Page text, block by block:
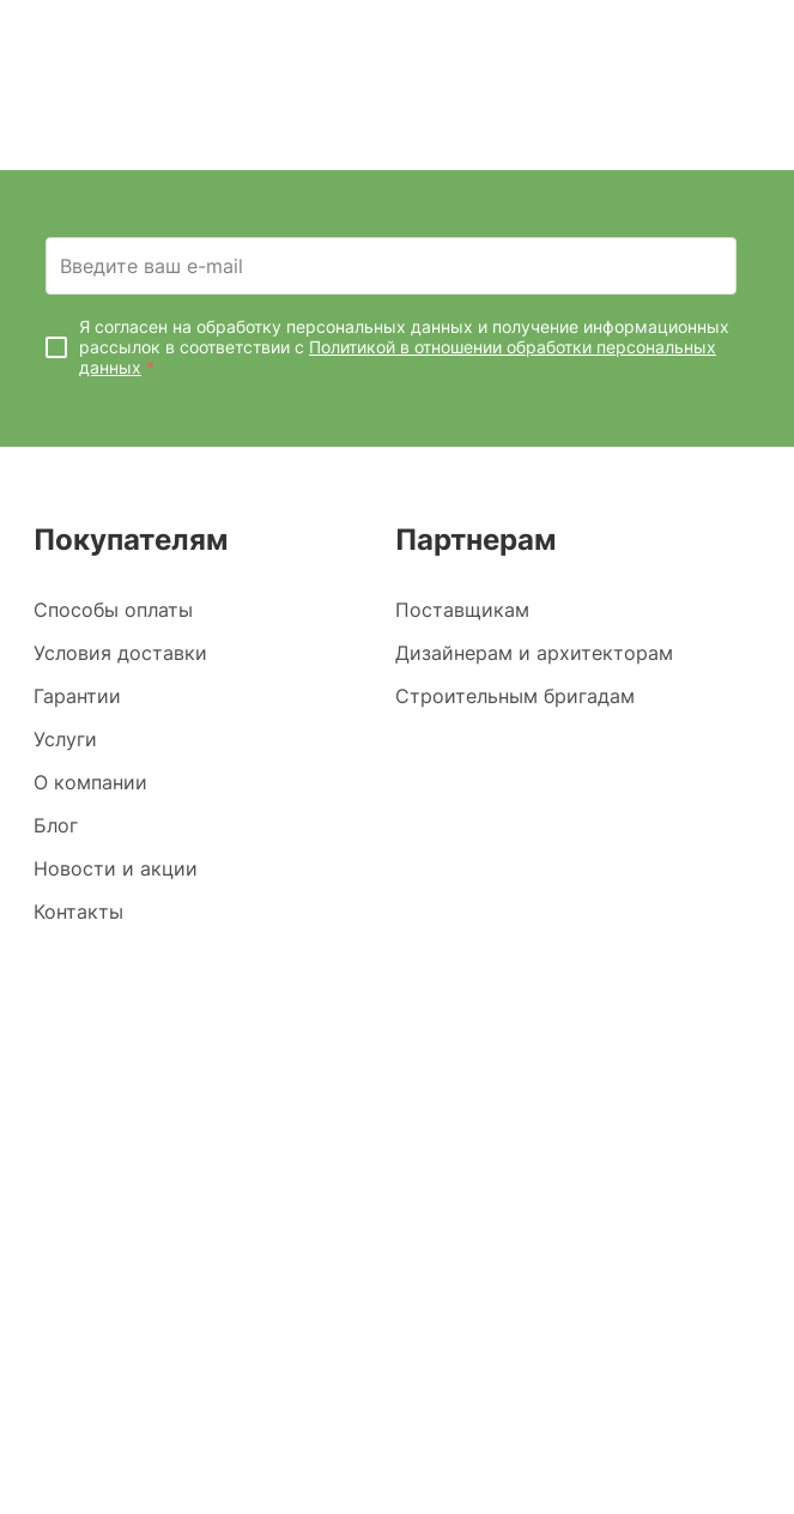
Введите ваш e-mail
Я согласен на обработку персональных данных и получение информационных
рассылок в соответствии с Политикой в отношении обработки персональных
данных *
Покупателям
Способы оплаты
Условия доставки
Гарантии
Услуги
О компании
Блог
Новости и акции
Контакты
Партнерам
Поставщикам
Дизайнерам и архитекторам
Строительным бригадам